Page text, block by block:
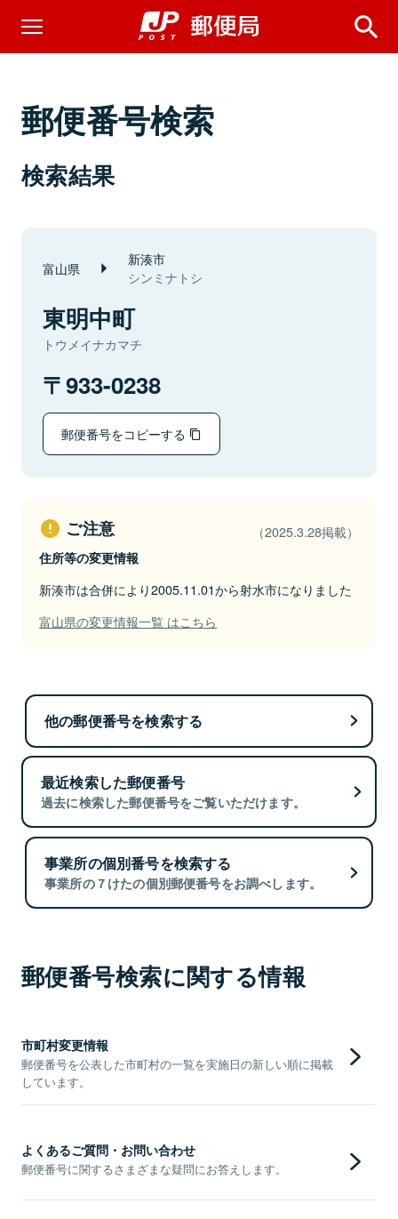
郵便番号検索
検索結果
富山県 新湊市
シンミナトシ
東明中町
トウメイナカマチ
933-0238
郵便番号をコピーする
ご注意 （2025.3.28掲載）
住所等の変更情報
新湊市は合併により2005.11.01から射水市になりました
富山県の変更情報一覧 はこちら
他の郵便番号を検索する
最近検索した郵便番号
過去に検索した郵便番号をご覧いただけます。
事業所の個別番号を検索する
事業所の７けたの個別郵便番号をお調べします。
郵便番号検索に関する情報
市町村変更情報
郵便番号を公表した市町村の一覧を実施日の新しい順に掲載
しています。
よくあるご質問・お問い合わせ
郵便番号に関するさまざまな疑問にお答えします。